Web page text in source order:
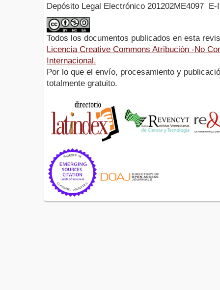
Depósito Legal Electrónico 201202ME4097 E-
Todos los documentos publicados en esta
Licencia Creative Commons Atribución -No
Internacional.
Por lo que el envío, procesamiento y
totalmente gratuito.